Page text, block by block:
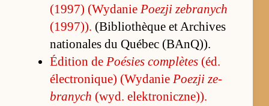
(1997) (Wydanie Po­ezji ze­branych
(1997)). (Bi­blio­thèque et Ar­chi­ves
na­tio­na­les du Québec (BAnQ)).
Édition de Po­ésies com­plètes(éd.
élec­tro­nique) (Wydanie Po­ezji ze­
branych (wyd. elek­tro­nicz­ne)).